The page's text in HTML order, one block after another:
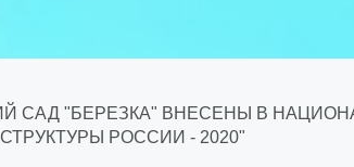
САД "БЕРЕЗКА" ВНЕСЕНЫ В
РОССИИ - 2020"